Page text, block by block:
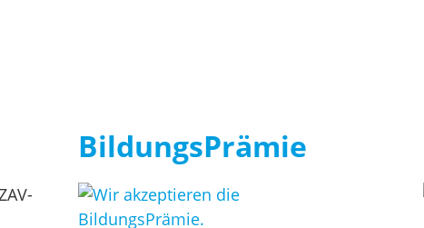
BildungsPrämie